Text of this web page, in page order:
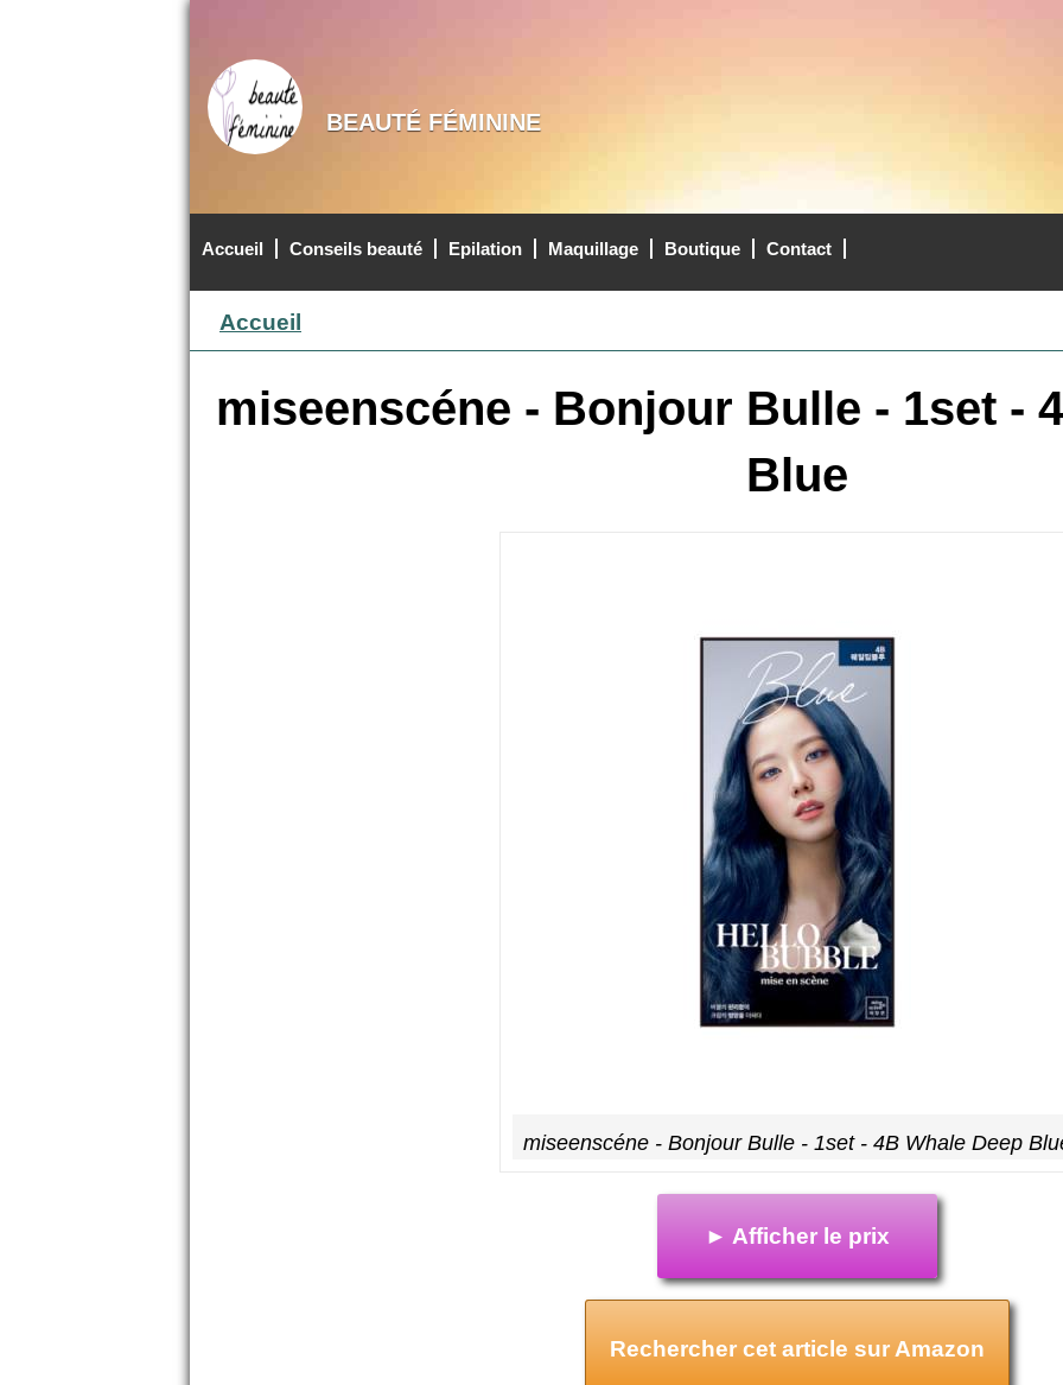
BEAUTÉ FÉMININE
MENU PRINCIPAL
Accueil Conseils beauté Epilation Maquillage Boutique Contact
Accueil
miseenscéne - Bonjour Bulle - 1set -
Blue
miseenscéne - Bonjour Bulle - 1set - 4B Whale Deep
► Afficher le prix
Rechercher cet article sur Amazon